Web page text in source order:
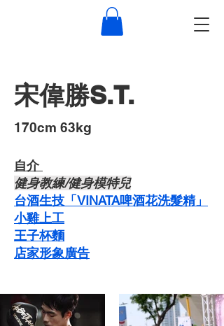
宋偉勝S.T.
​170cm 63kg
自介 ​
​健身教練/健身模特兒
台酒生技「VINATA啤酒花洗髮精」
​小雞上工
​王子杯麵
​店家形象廣告